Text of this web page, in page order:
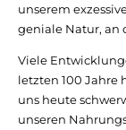
unserem
geniale Natur, an
Viele
letzten 100 Jahre
uns heute
unseren